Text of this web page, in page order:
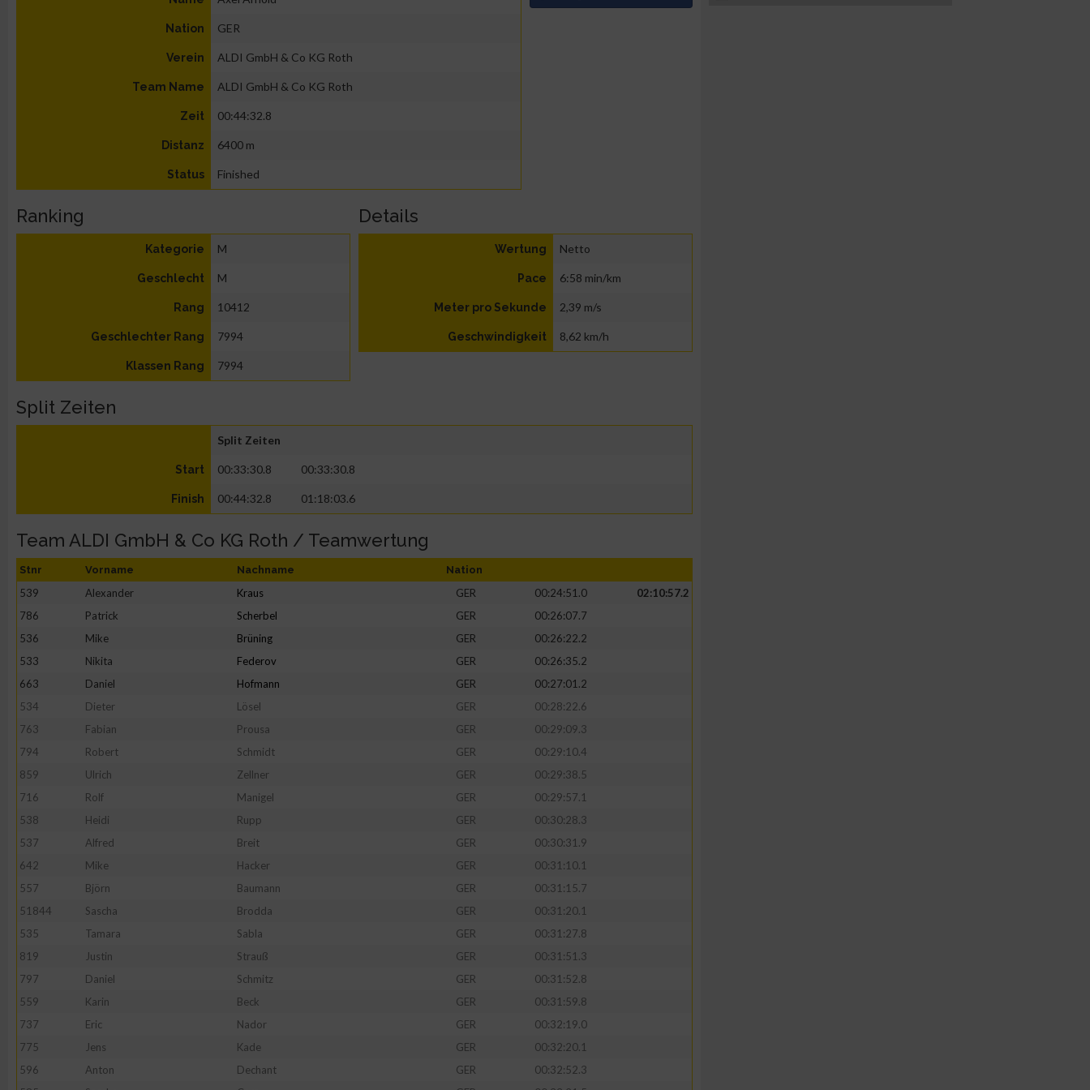
Nation GER
Verein ALDI GmbH & Co KG Roth
Team Name ALDI GmbH & Co KG Roth
Zeit 00:44:32.8
Distanz 6400 m
Status Finished
Ranking
Kategorie M
Geschlecht M
Rang 10412
Geschlechter Rang 7994
Klassen Rang 7994
Details
Wertung Netto
Pace 6:58 min/km
Meter pro Sekunde 2,39 m/s
Geschwindigkeit 8,62 km/h
Split Zeiten
Split Zeiten
Start 00:33:30.8 00:33:30.8
Finish 00:44:32.8 01:18:03.6
Team ALDI GmbH & Co KG Roth / Teamwertung
Stnr Vorname Nachname Nation
539 Alexander Kraus GER 00:24:51.0
02:10:57.2
786
Patrick Scherbel GER
00:26:07.7
536
Mike Brüning GER
00:26:22.2
533
Nikita Federov GER
00:26:35.2
663
Daniel Hofmann GER
00:27:01.2
534
Dieter Lösel GER
00:28:22.6
763
Fabian Prousa GER
00:29:09.3
794
Robert Schmidt GER
00:29:10.4
859
Ulrich Zellner GER
00:29:38.5
716
Rolf Manigel GER
00:29:57.1
538
Heidi Rupp GER
00:30:28.3
537
Alfred Breit GER
00:30:31.9
642
Mike Hacker GER
00:31:10.1
557
Björn Baumann GER
00:31:15.7
51844
Sascha Brodda GER
00:31:20.1
535
Tamara Sabla GER
00:31:27.8
819
Justin Strauß GER
00:31:51.3
797
Daniel Schmitz GER
00:31:52.8
559
Karin Beck GER
00:31:59.8
737
Eric Nador GER
00:32:19.0
775
Jens Kade GER
00:32:20.1
596
Anton Dechant GER
00:32:52.3